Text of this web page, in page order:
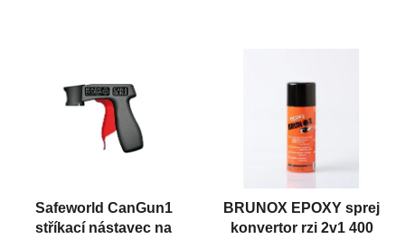
Safeworld CanGun1
stříkací nástavec na
BRUNOX EPOXY sprej
konvertor rzi 2v1 400